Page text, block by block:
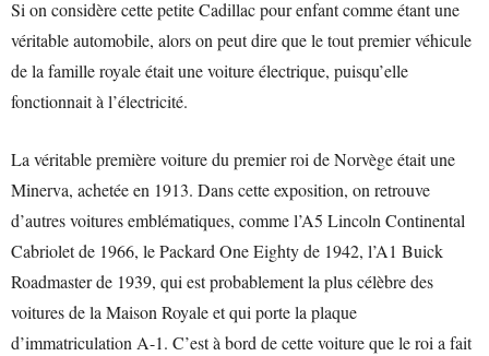
Si on considère cette petite Cadillac pour enfant comme étant une
véritable automobile, alors on peut dire que le tout premier véhicule
de la famille royale était une voiture électrique, puisqu’elle
fonctionnait à l’électricité.
La véritable première voiture du premier roi de Norvège était une
Minerva, achetée en 1913. Dans cette exposition, on retrouve
d’autres voitures emblématiques, comme l’A5 Lincoln Continental
Cabriolet de 1966, le Packard One Eighty de 1942, l’A1 Buick
Roadmaster de 1939, qui est probablement la plus célèbre des
voitures de la Maison Royale et qui porte la plaque
d’immatriculation A-1. C’est à bord de cette voiture que le roi a fait